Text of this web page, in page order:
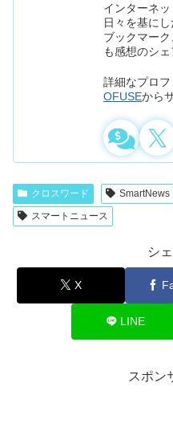
インターネ
日々を基にし
ブックマー
も感想のシ
詳細なプロフ
OFUSEから
クロスワード SmartNews
スマートニュース
シ
X
LINE
スポン